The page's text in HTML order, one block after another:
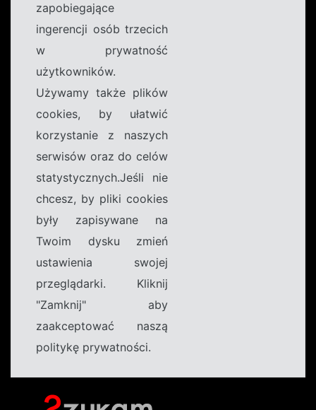
zapobiegające
ingerencji osób trzecich
w prywatność
użytkowników.
Używamy także plików
cookies, by ułatwić
korzystanie z naszych
serwisów oraz do celów
statystycznych.Jeśli nie
chcesz, by pliki cookies
były zapisywane na
Twoim dysku zmień
ustawienia swojej
przeglądarki. Kliknij
"Zamknij" aby
zaakceptować naszą
politykę prywatności.